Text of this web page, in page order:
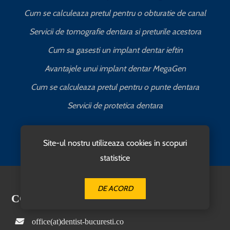
Site-ul nostru utilizeaza cookies in scopuri
statistice
DE ACORD
Cum se calculeaza pretul pentru o obturatie de canal
Servicii de tomografie dentara si preturile acestora
Cum sa gasesti un implant dentar ieftin
Avantajele unui implant dentar MegaGen
Cum se calculeaza pretul pentru o punte dentara
Servicii de protetica dentara
Contact Us
CONTACTATI-NE
office(at)dentist-bucuresti.co